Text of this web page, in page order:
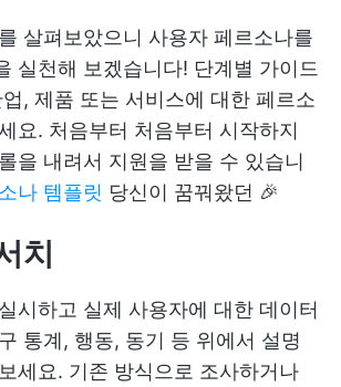
살펴보았으니 사용자 페르소나를
실천해 보겠습니다! 단계별 가이드
, 제품 또는 서비스에 대한 페르소
요. 처음부터 처음부터 시작하지
을 내려서 지원을 받을 수 있습니
나 템플릿 당신이 꿈꿔왔던 🎉
치
시하고 실제 사용자에 대한 데이터
통계, 행동, 동기 등 위에서 설명
세요. 기존 방식으로 조사하거나